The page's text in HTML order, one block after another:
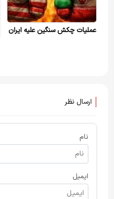
عملیات چکش سنگین علیه ایران
ارسال نظر
نام
ایمیل